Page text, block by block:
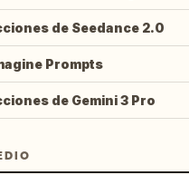
de Seedance 2.0
Prompts
de Gemini 3 Pro